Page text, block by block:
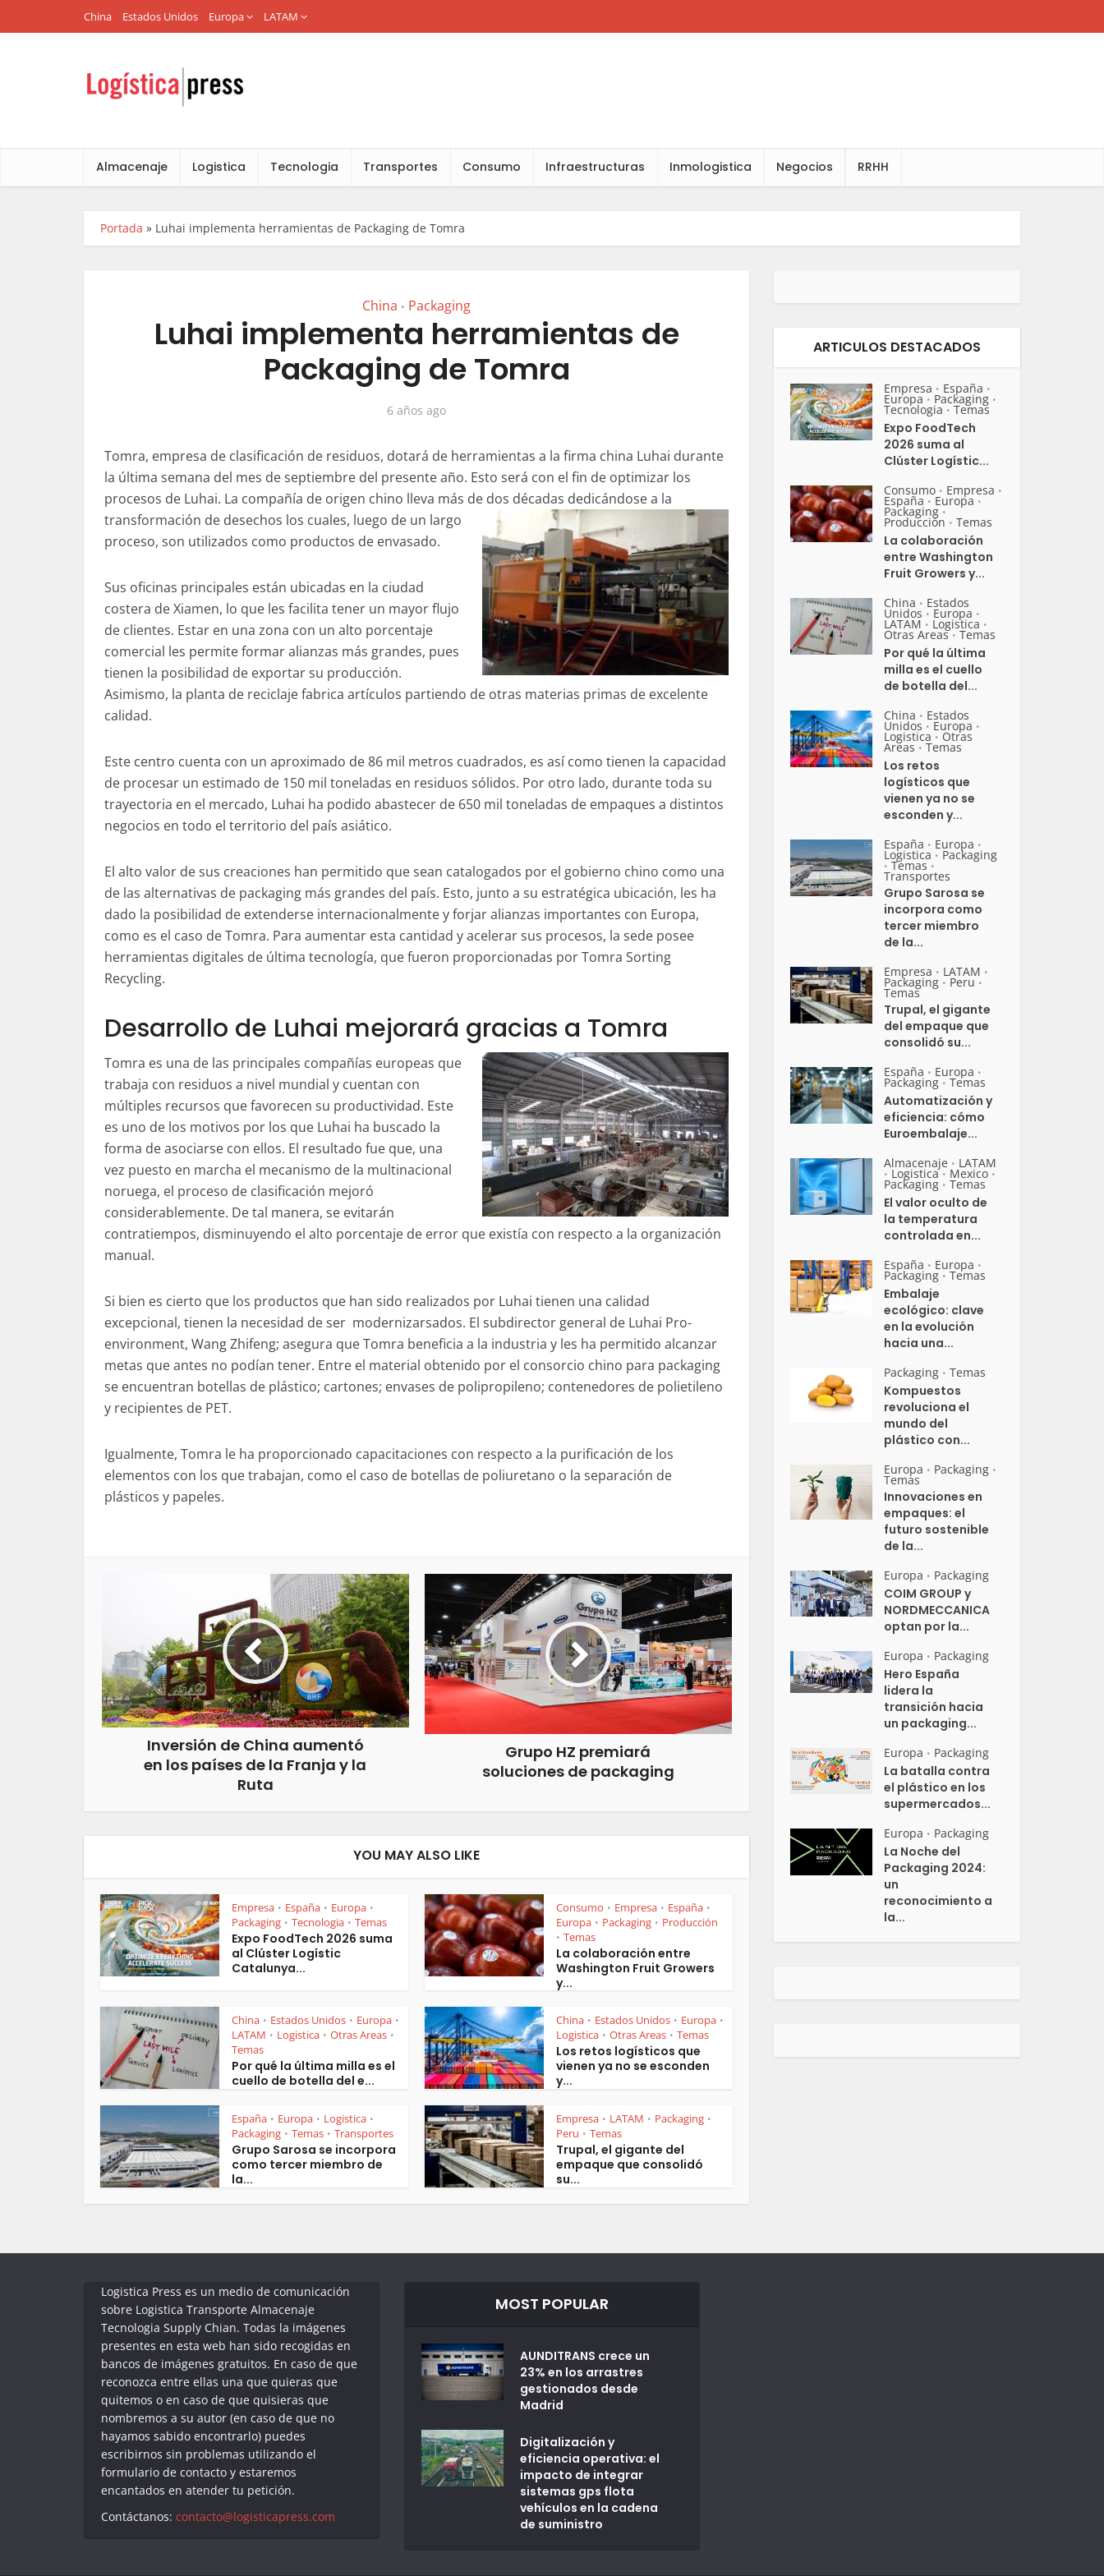
China Estados Unidos Europa LATAM
Almacenaje Logistica Tecnologia Transportes Consumo Infraestructuras Inmologistica Negocios RRHH
Portada » Luhai implementa herramientas de Packaging de Tomra
China • Packaging
Luhai implementa herramientas de
Packaging de Tomra
6 años ago
Tomra, empresa de clasificación de residuos, dotará de herramientas a la firma china Luhai durante
la última semana del mes de septiembre del presente año. Esto será con el fin de optimizar los
procesos de Luhai. La compañía de origen chino lleva más de dos décadas dedicándose a la
transformación de desechos los cuales, luego de un largo
proceso, son utilizados como productos de envasado.
Sus oficinas principales están ubicadas en la ciudad
costera de Xiamen, lo que les facilita tener un mayor flujo
de clientes. Estar en una zona con un alto porcentaje
comercial les permite formar alianzas más grandes, pues
tienen la posibilidad de exportar su producción.
Asimismo, la planta de reciclaje fabrica artículos partiendo de otras materias primas de excelente
calidad.
Este centro cuenta con un aproximado de 86 mil metros cuadrados, es así como tienen la capacidad
de procesar un estimado de 150 mil toneladas en residuos sólidos. Por otro lado, durante toda su
trayectoria en el mercado, Luhai ha podido abastecer de 650 mil toneladas de empaques a distintos
negocios en todo el territorio del país asiático.
El alto valor de sus creaciones han permitido que sean catalogados por el gobierno chino como una
de las alternativas de packaging más grandes del país. Esto, junto a su estratégica ubicación, les ha
dado la posibilidad de extenderse internacionalmente y forjar alianzas importantes con Europa,
como es el caso de Tomra. Para aumentar esta cantidad y acelerar sus procesos, la sede posee
herramientas digitales de última tecnología, que fueron proporcionadas por Tomra Sorting
Recycling.
Desarrollo de Luhai mejorará gracias a Tomra
Tomra es una de las principales compañías europeas que
trabaja con residuos a nivel mundial y cuentan con
múltiples recursos que favorecen su productividad. Este
es uno de los motivos por los que Luhai ha buscado la
forma de asociarse con ellos. El resultado fue que, una
vez puesto en marcha el mecanismo de la multinacional
noruega, el proceso de clasificación mejoró
considerablemente. De tal manera, se evitarán
contratiempos, disminuyendo el alto porcentaje de error que existía con respecto a la organización
manual.
Si bien es cierto que los productos que han sido realizados por Luhai tienen una calidad
excepcional, tienen la necesidad de ser modernizarsados. El subdirector general de Luhai Pro-
environment, Wang Zhifeng; asegura que Tomra beneficia a la industria y les ha permitido alcanzar
metas que antes no podían tener. Entre el material obtenido por el consorcio chino para packaging
se encuentran botellas de plástico; cartones; envases de polipropileno; contenedores de polietileno
y recipientes de PET.
Igualmente, Tomra le ha proporcionado capacitaciones con respecto a la purificación de los
elementos con los que trabajan, como el caso de botellas de poliuretano o la separación de
plásticos y papeles.
Inversión de China aumentó
en los países de la Franja y la
Ruta
Grupo HZ premiará
soluciones de packaging
YOU MAY ALSO LIKE
Empresa • España • Europa •
Packaging • Tecnologia • Temas
Expo FoodTech 2026 suma
al Clúster Logístic
Catalunya...
Consumo • Empresa • España •
Europa • Packaging • Producción
• Temas
La colaboración entre
Washington Fruit Growers
y...
China • Estados Unidos • Europa •
LATAM • Logistica • Otras Areas •
Temas
Por qué la última milla es el
cuello de botella del e...
China • Estados Unidos • Europa •
Logistica • Otras Areas • Temas
Los retos logísticos que
vienen ya no se esconden
y...
España • Europa • Logistica •
Packaging • Temas • Transportes
Grupo Sarosa se incorpora
como tercer miembro de
la...
Empresa • LATAM • Packaging •
Peru • Temas
Trupal, el gigante del
empaque que consolidó
su...
ARTICULOS DESTACADOS
Empresa • España •
Europa • Packaging •
Tecnologia • Temas
Expo FoodTech
2026 suma al
Clúster Logístic...
Consumo • Empresa •
España • Europa •
Packaging •
Producción • Temas
La colaboración
entre Washington
Fruit Growers y...
China • Estados
Unidos • Europa •
LATAM • Logistica •
Otras Areas • Temas
Por qué la última
milla es el cuello
de botella del...
China • Estados
Unidos • Europa •
Logistica • Otras
Areas • Temas
Los retos
logísticos que
vienen ya no se
esconden y...
España • Europa •
Logistica • Packaging
• Temas •
Transportes
Grupo Sarosa se
incorpora como
tercer miembro
de la...
Empresa • LATAM •
Packaging • Peru •
Temas
Trupal, el gigante
del empaque que
consolidó su...
España • Europa •
Packaging • Temas
Automatización y
eficiencia: cómo
Euroembalaje...
Almacenaje • LATAM
• Logistica • Mexico •
Packaging • Temas
El valor oculto de
la temperatura
controlada en...
España • Europa •
Packaging • Temas
Embalaje
ecológico: clave
en la evolución
hacia una...
Packaging • Temas
Kompuestos
revoluciona el
mundo del
plástico con...
Europa • Packaging •
Temas
Innovaciones en
empaques: el
futuro sostenible
de la...
Europa • Packaging
COIM GROUP y
NORDMECCANICA
optan por la...
Europa • Packaging
Hero España
lidera la
transición hacia
un packaging...
Europa • Packaging
La batalla contra
el plástico en los
supermercados...
Europa • Packaging
La Noche del
Packaging 2024:
un
reconocimiento a
la...
Logistica Press es un medio de comunicación
sobre Logistica Transporte Almacenaje
Tecnologia Supply Chian. Todas la imágenes
presentes en esta web han sido recogidas en
bancos de imágenes gratuitos. En caso de que
reconozca entre ellas una que quieras que
quitemos o en caso de que quisieras que
nombremos a su autor (en caso de que no
hayamos sabido encontrarlo) puedes
escribirnos sin problemas utilizando el
formulario de contacto y estaremos
encantados en atender tu petición.
Contáctanos: contacto@logisticapress.com
MOST POPULAR
AUNDITRANS crece un
23% en los arrastres
gestionados desde
Madrid
Digitalización y
eficiencia operativa: el
impacto de integrar
sistemas gps flota
vehículos en la cadena
de suministro